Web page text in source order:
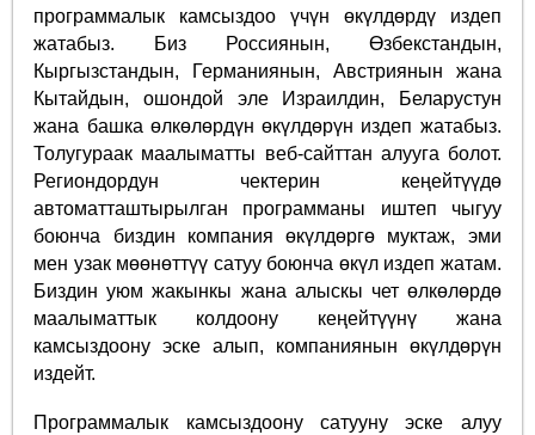
программалык камсыздоо үчүн өкүлдөрдү издеп
жатабыз. Биз Россиянын, Өзбекстандын,
Кыргызстандын, Германиянын, Австриянын жана
Кытайдын, ошондой эле Израилдин, Беларустун
жана башка өлкөлөрдүн өкүлдөрүн издеп жатабыз.
Толугураак маалыматты веб-сайттан алууга болот.
Региондордун чектерин кеңейтүүдө
автоматташтырылган программаны иштеп чыгуу
боюнча биздин компания өкүлдөргө муктаж, эми
мен узак мөөнөттүү сатуу боюнча өкүл издеп жатам.
Биздин уюм жакынкы жана алыскы чет өлкөлөрдө
маалыматтык колдоону кеңейтүүнү жана
камсыздоону эске алып, компаниянын өкүлдөрүн
издейт.
Программалык камсыздоону сатууну эске алуу